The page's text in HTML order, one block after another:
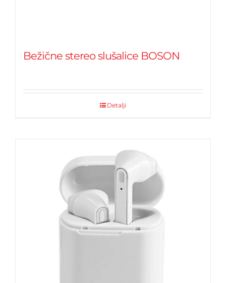
Bežične stereo slušalice BOSON
Detalji